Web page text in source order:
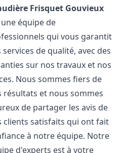
Frisquet Gouvieux
équipe de
qui vous garantit
services de qualité, avec des
sur nos travaux et nos
Nous sommes fiers de
résultats et nous sommes
de partager les avis de
clients satisfaits qui ont fait
à notre équipe. Notre
d'experts est à votre